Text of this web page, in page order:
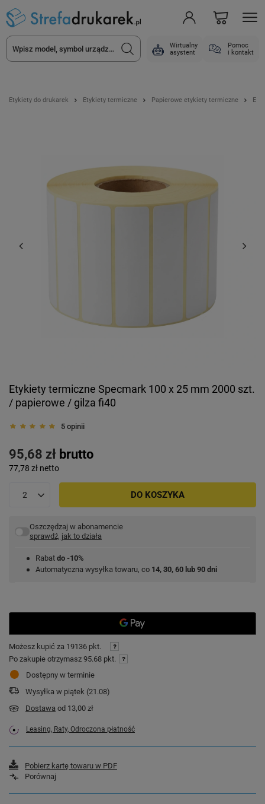
Wirtualny
asystent
Pomoc
i kontakt
Etykiety do drukarek Etykiety termiczne Papierowe etykiety termiczne
Etykiety termiczne Specmark 100 x 25 mm 2000 szt.
/ papierowe / gilza fi40
5 opinii
95,68 zł brutto
77,78 zł netto
DO KOSZYKA
Oszczędzaj w abonamencie
sprawdź, jak to działa
Rabat do -10%
Automatyczna wysyłka towaru, co 14, 30, 60 lub 90 dni
Możesz kupić za 19136 pkt.
Po zakupie otrzymasz 95.68 pkt.
Dostępny w terminie
Wysyłka w piątek (21.08)
Dostawa od 13,00 zł
Leasing, Raty, Odroczona płatność
Pobierz kartę towaru w PDF
Porównaj